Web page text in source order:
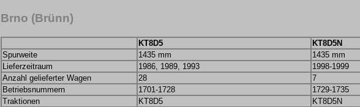
Brno (Brünn)
KT8D5
KT8D5N
Spurweite
1435 mm
1435 mm
Lieferzeitraum
1986, 1989, 1993
1998-1999
Anzahl gelieferter Wagen
28
7
Betriebsnummern
1701-1728
1729-1735
Traktionen
KT8D5
KT8D5N